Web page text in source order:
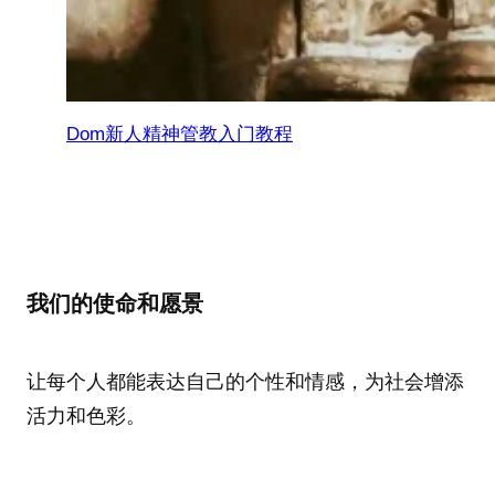
Dom新人精神管教入门教程
我们的使命和愿景
让每个人都能表达自己的个性和情感，为社会增添
活力和色彩。